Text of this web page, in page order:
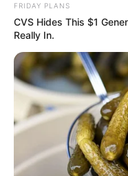
FRIDAY PLANS
CVS Hides This $1
Really In.